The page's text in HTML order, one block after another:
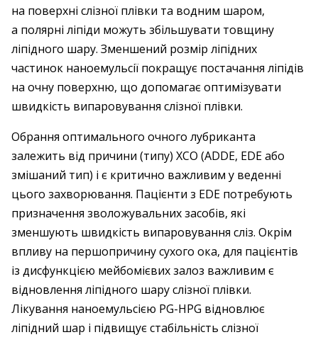
на поверхні слізної плівки та водним шаром,
а полярні ­ліпіди можуть ­збільшувати товщину
ліпідного шару. Зменшений розмір ліпідних
частинок наноемульсії покращує постачання ліпідів
на очну поверхню, що допомагає оптимізувати
швидкість випаровування слізної плівки.
Обрання оптимального очного лубриканта
залежить від причини (типу) ХСО (ADDE, EDE або
змішаний тип) і є критично важливим у веденні
цього захворювання. Пацієнти з EDE потребують
призначення зволожувальних засобів, які
зменшують швидкість випаровування сліз. Окрім
впливу на першопричину сухого ока, для пацієнтів
із дисфункцією мейбомієвих залоз важливим є
відновлення ліпідного шару слізної плівки.
Лікування наноемульсією PG-HPG відновлює
ліпідний шар і підвищує стабільність слізної